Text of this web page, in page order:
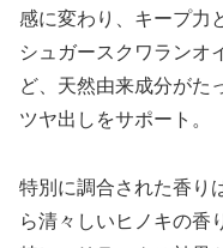
感に変わり、キープ力
シュガースクワランオ
ど、天然由来成分がた
ツヤ出しをサポート。
特別に調合された香り
ら清々しいヒノキの香